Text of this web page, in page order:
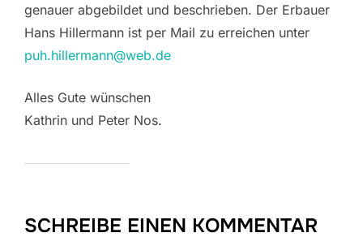
genauer abgebildet und beschrieben. Der Erbauer
Hans Hillermann ist per Mail zu erreichen unter
puh.hillermann@web.de
Alles Gute wünschen
Kathrin und Peter Nos.
SCHREIBE EINEN KOMMENTAR